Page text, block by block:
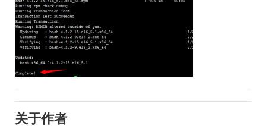
关于作者